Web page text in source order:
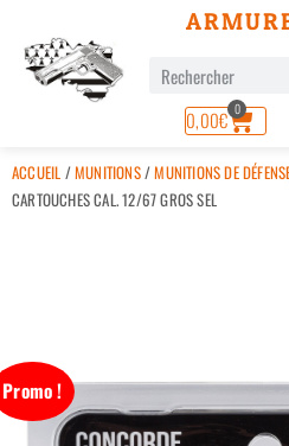
0,00€ 0
ACCUEIL /MUNITIONS/MUNITIONS DE
CARTOUCHES CAL. 12/67 GROS SEL
Promo !